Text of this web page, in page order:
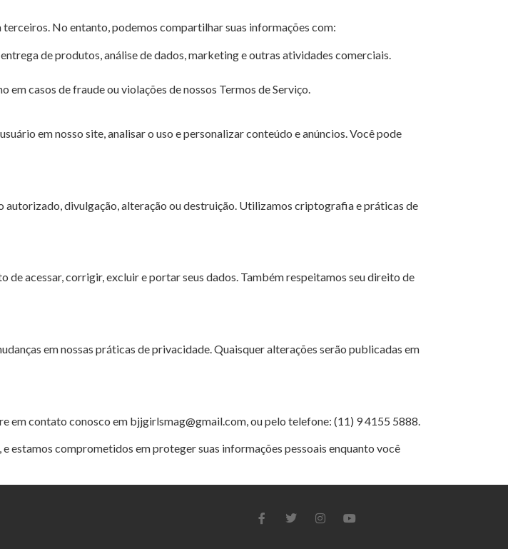
No entanto, podemos compartilhar suas informações com:
de produtos, análise de dados, marketing e outras atividades comerciais.
casos de fraude ou violações de nossos Termos de Serviço.
em nosso site, analisar o uso e personalizar conteúdo e anúncios. Você pode
autorizado, divulgação, alteração ou destruição. Utilizamos criptografia e práticas de
acessar, corrigir, excluir e portar seus dados. Também respeitamos seu direito de
em nossas práticas de privacidade. Quaisquer alterações serão publicadas em
em contato conosco em bjjgirlsmag@gmail.com, ou pelo telefone: (11) 9 4155 5888.
comprometidos em proteger suas informações pessoais enquanto você